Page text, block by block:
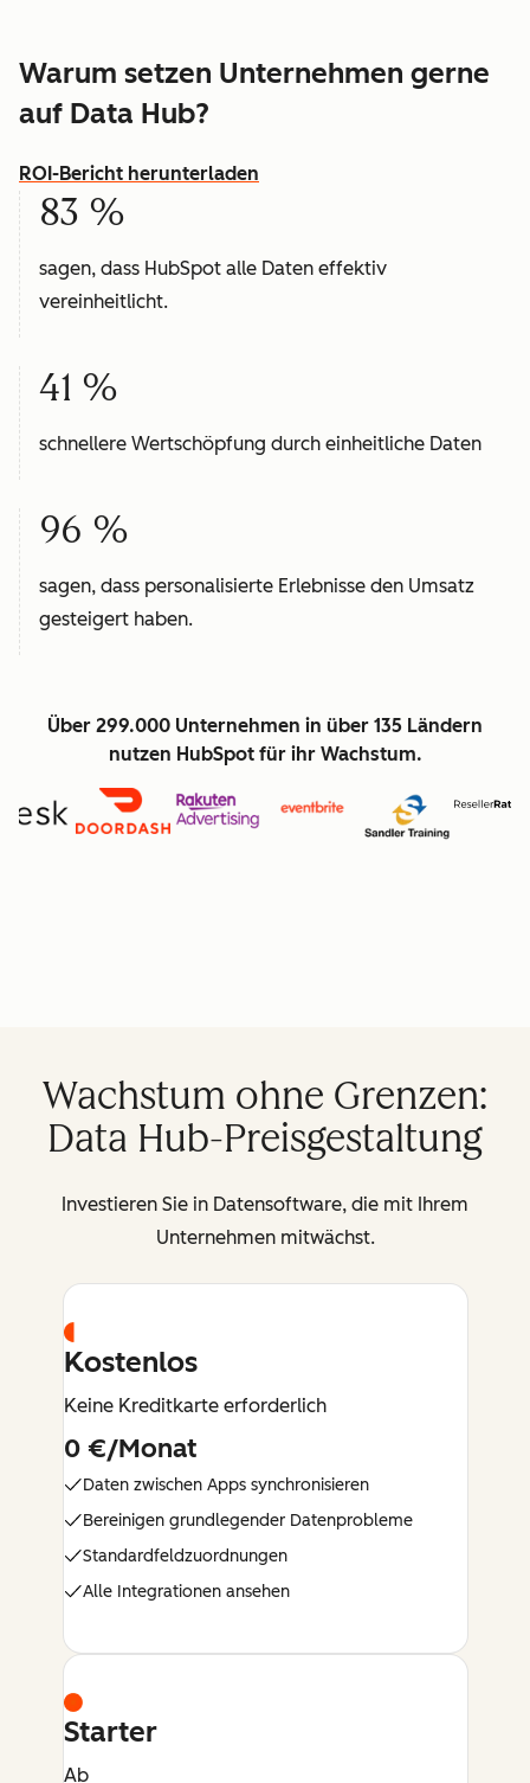
Warum setzen Unternehmen gerne
auf Data Hub?
ROI-Bericht herunterladen
83 %
sagen, dass HubSpot alle Daten effektiv
vereinheitlicht.
41 %
schnellere Wertschöpfung durch einheitliche Daten
96 %
sagen, dass personalisierte Erlebnisse den Umsatz
gesteigert haben.
Über 299.000 Unternehmen in über 135 Ländern
nutzen HubSpot für ihr Wachstum.
Wachstum ohne Grenzen:
Data Hub-Preisgestaltung
Investieren Sie in Datensoftware, die mit Ihrem
Unternehmen mitwächst.
Kostenlos
Keine Kreditkarte erforderlich
0 €/Monat
Daten zwischen Apps synchronisieren
Bereinigen grundlegender Datenprobleme
Standardfeldzuordnungen
Alle Integrationen ansehen
Starter
Ab